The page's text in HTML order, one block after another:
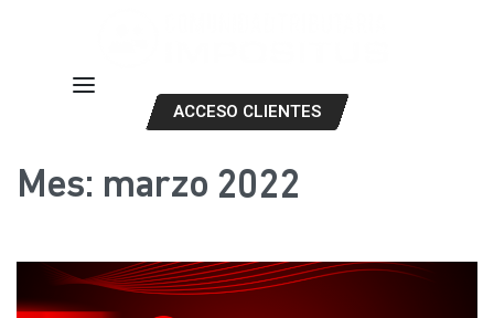
ACCESO CLIENTES
Mes: marzo 2022